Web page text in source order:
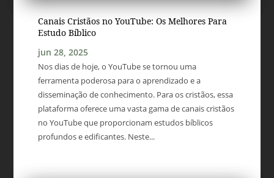
Canais Cristãos no YouTube: Os Melhores Para
Estudo Bíblico
jun 28, 2025
Nos dias de hoje, o YouTube se tornou uma
ferramenta poderosa para o aprendizado e a
disseminação de conhecimento. Para os cristãos, essa
plataforma oferece uma vasta gama de canais cristãos
no YouTube que proporcionam estudos bíblicos
profundos e edificantes. Neste...